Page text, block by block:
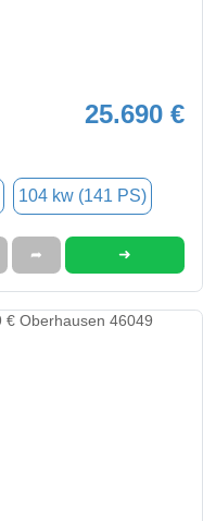
25.690 €
104 kw (141 PS)
➦ ➜